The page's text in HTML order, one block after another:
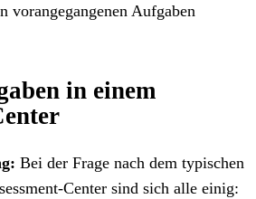
vorangegangenen Aufgaben
in einem
Bei der Frage nach dem typischen
Center sind sich alle einig: